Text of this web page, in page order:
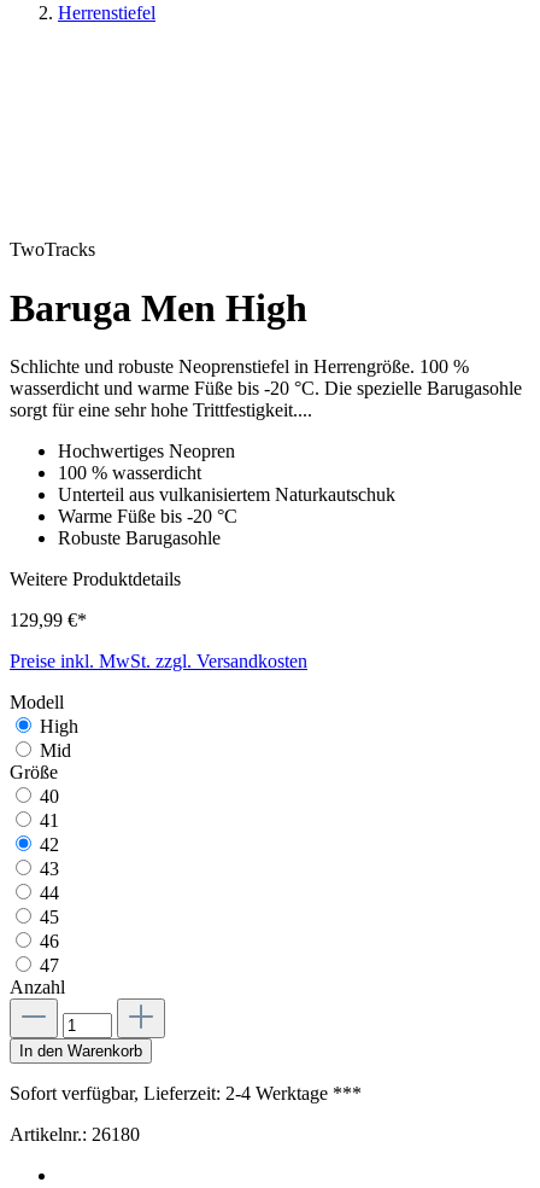
Herrenstiefel
TwoTracks
Baruga Men High
Schlichte und robuste Neoprenstiefel in Herrengröße. 100 %
wasserdicht und warme Füße bis -20 °C. Die spezielle Barugasohle
sorgt für eine sehr hohe Trittfestigkeit....
Hochwertiges Neopren
100 % wasserdicht
Unterteil aus vulkanisiertem Naturkautschuk
Warme Füße bis -20 °C
Robuste Barugasohle
Weitere Produktdetails
129,99 €*
Preise inkl. MwSt. zzgl. Versandkosten
Modell
High
Mid
Größe
40
41
42
43
44
45
46
47
Anzahl
In den Warenkorb
Sofort verfügbar, Lieferzeit: 2-4 Werktage ***
Artikelnr.: 26180